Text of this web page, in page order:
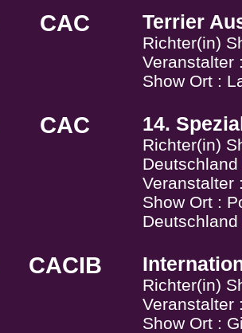
CAC Terrier
Richter(in)
Veranstalter
Show Ort :
CAC 14.
Richter(in)
Deutschland
Veranstalter
Show Ort :
Deutschland
CACIB
Richter(in)
Veranstalter
Show Ort :